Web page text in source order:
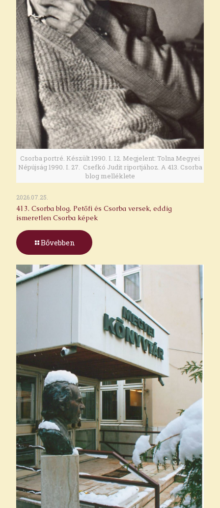
Csorba portré. Készült 1990. I. 12. Megjelent: Tolna Megyei
Népújság 1990. I. 27. Csefkó Judit riportjához. A 413. Csorba
blog melléklete
2026.07.25.
413. Csorba blog. Petőfi és Csorba versek, eddig
ismeretlen Csorba képek
Bővebben